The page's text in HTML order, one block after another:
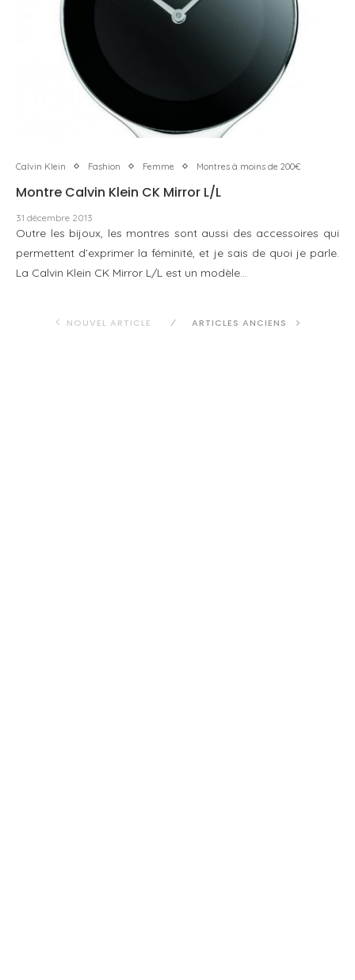
Calvin Klein Fashion Femme Montres à moins de 200€
Montre Calvin Klein CK Mirror L/L
31 décembre 2013
Outre les bijoux, les montres sont aussi des accessoires qui
permettent d’exprimer la féminité, et je sais de quoi je parle.
La Calvin Klein CK Mirror L/L est un modèle…
NOUVEL ARTICLE ARTICLES ANCIENS